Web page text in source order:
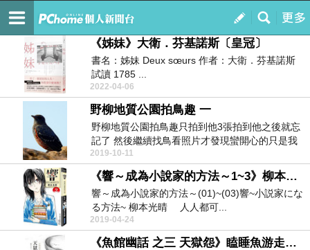
我的
訂閱
艾悠遊心視界
《姊妹》大衛．芬基諾斯〔皇冠〕
書名：姊妹 Deux sœurs 作者：大衛．芬基諾斯
試讀 1785 ...
2022-04-06
野柳地質公園拍鳥趣 一
野柳地質公園拍鳥趣只拍到他3張拍到他之後就忘
記了 然後繼續找鳥看照片才發現蠻開心的只是我
拍到的他很...
2019-10-11
《響～成為小說家的方法～1~3》柳本光晴〔尖端〕
響～成為小說家的方法～(01)~(03)響~小説家にな
る方法~ 柳本光晴 人人都可...
2019-04-24
《魚館幽話 之三 天獄怨》瞌睡魚游走〔悅智出版〕